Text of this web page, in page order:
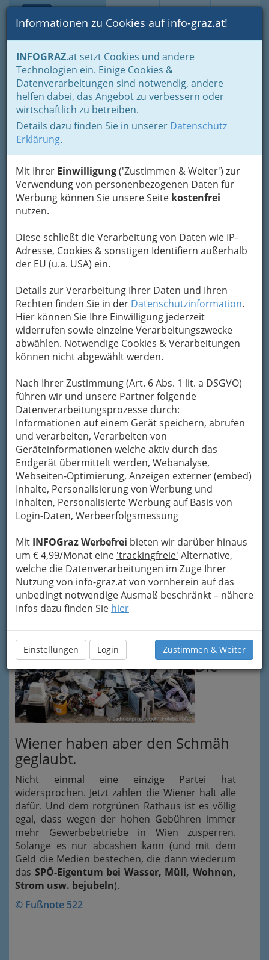
Suche Login Toggle
Informationen zu Cookies auf info-graz.at!
INFOGRAZ.at setzt Cookies und andere
Technologien ein. Einige Cookies &
Datenverarbeitungen sind notwendig, andere
helfen dabei, das Angebot zu verbessern oder
wirtschaftlich zu betreiben.
Details dazu finden Sie in unserer Datenschutz
Erklärung.
Mit Ihrer Einwilligung('Zustimmen & Weiter') zur
Verwendung von personenbezogenen Daten für
Werbung können Sie unsere Seite kostenfrei
nutzen.
Diese schließt die Verarbeitung von Daten wie IP-
Adresse, Cookies & sonstigen Identifiern außerhalb
der EU (u.a. USA) ein.
Details zur Verarbeitung Ihrer Daten und Ihren
Rechten finden Sie in der Datenschutzinformation.
Hier können Sie Ihre Einwilligung jederzeit
widerrufen sowie einzelne Verarbeitungszwecke
abwählen. Notwendige Cookies & Verarbeitungen
können nicht abgewählt werden.
Nach Ihrer Zustimmung (Art. 6 Abs. 1 lit. a DSGVO)
führen wir und unsere Partner folgende
Datenverarbeitungsprozesse durch:
Informationen auf einem Gerät speichern, abrufen
und verarbeiten, Verarbeiten von
Geräteinformationen welche aktiv durch das
Endgerät übermittelt werden, Webanalyse,
Webseiten-Optimierung, Anzeigen externer (embed)
Inhalte, Personalisierung von Werbung und
Inhalten, Personalisierte Werbung auf Basis von
Login-Daten, Werbeerfolgsmessung
Mit INFOGraz Werbefrei bieten wir darüber hinaus
um € 4,99/Monat eine 'trackingfreie' Alternative,
welche die Datenverarbeitungen im Zuge Ihrer
Nutzung von info-graz.at von vornherein auf das
unbedingt notwendige Ausmaß beschränkt – nähere
Infos dazu finden Sie hier
Einstellungen Login Zustimmen & Weiter
Home Blogs
Politik - von Stadtpolitik bis zur Weltpolitik
Österreichische Politik und Verwaltung
Der Müll und die Dummheit
der Wähler - Andreas
Unterberger
belebt sie alten Ärger wieder. Inhalt: Die
Müllentsorgung ist für steirische Gemeinden um
fast die Hälfte billiger geworden.
Der Grund: Sie haben die Sache
neu ausgeschrieben, es herrscht
viel mehr Wettbewerb,....
....und
Müll ist zu einem wertvollen Rohstoff geworden,
den immer mehr Abfallentsorgungsanlagen
haben wollen.
Gemeinden wieLannachwollen dieGebühren
für die Bürger deshalb sogar halbieren.
Eigentlich alles super - würde man nicht an die
rotgrüne Volksbefragung in Wien erinnert:
Müllentsorgung, Wasserversorgung & Co ja
nicht privatisiert werden dürfen, sondern
unbedingt in staatliche Hände gehören. Die
freilich in Wahrheit immer parteipolitische sind.
Die
Wiener haben aber den Schmäh
geglaubt.
Nicht einmal eine einzige Partei hat
widersprochen. Jetzt zahlen die Wiener halt alle
dafür. Und dem rotgrünen Rathaus ist es völlig
egal, dass wegen der hohen Gebühren immer
mehr Gewerbebetriebe in Wien zusperren.
Solange es nur abcashen kann (und mit dem
Geld die Medien bestechen, die dann wiederum
das SPÖ-Eigentum bei Wasser, Müll, Wohnen,
Strom usw. bejubeln).
© Fußnote 522